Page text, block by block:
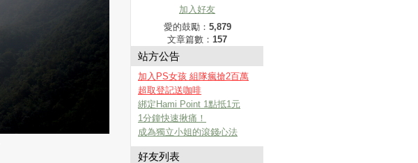
加入好友
愛的鼓勵： 5,879
文章篇數： 157
站方公告
加入PS女孩 組隊瘋搶2百萬
超取登記送咖啡
綁定Hami Point 1點抵1元
1分鐘快速揪痛！
成為獨立小姐的滾錢心法
好友列表